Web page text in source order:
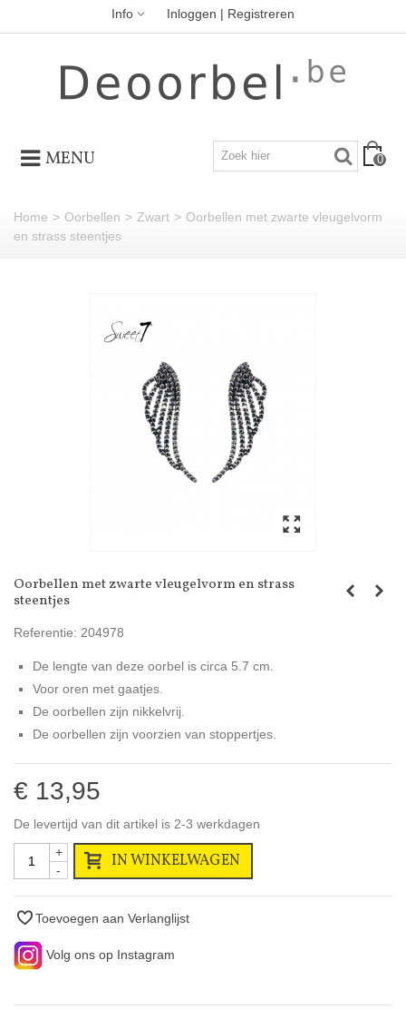
Info Inloggen | Registreren
MENU 0
Home > Oorbellen > Zwart > Oorbellen met zwarte vleugelvorm
en strass steentjes
Oorbellen met zwarte vleugelvorm en strass
steentjes
Referentie: 204978
De lengte van deze oorbel is circa 5.7 cm.
Voor oren met gaatjes.
De oorbellen zijn nikkelvrij.
De oorbellen zijn voorzien van stoppertjes.
€ 13,95
De levertijd van dit artikel is 2-3 werkdagen
-
+ IN WINKELWAGEN
Toevoegen aan Verlanglijst
Volg ons op Instagram